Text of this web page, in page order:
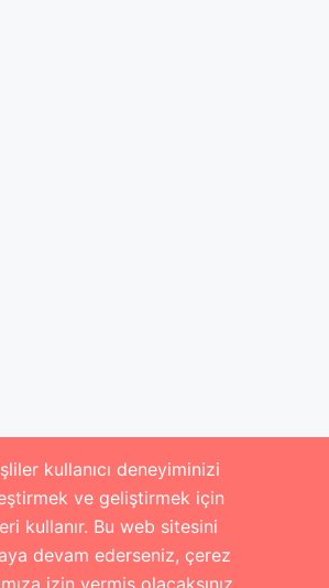
kullanıcı deneyiminizi
ve geliştirmek için
kullanır. Bu web sitesini
devam ederseniz, çerez
izin vermiş olacaksınız.